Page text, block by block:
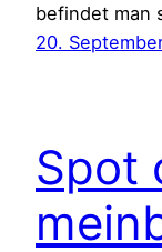
befindet man
20.
Spot